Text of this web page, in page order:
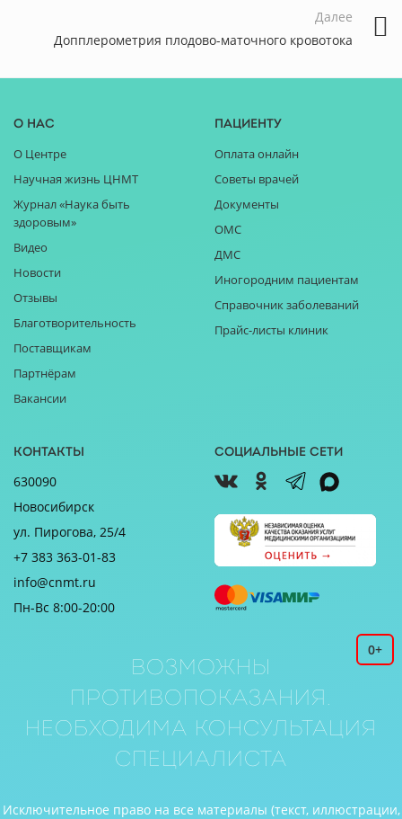
Далее
Допплерометрия плодово-маточного кровотока
О нас
О Центре
Научная жизнь ЦНМТ
Журнал «Наука быть
здоровым»
Видео
Новости
Отзывы
Благотворительность
Поставщикам
Партнёрам
Вакансии
Пациенту
Оплата онлайн
Советы врачей
Документы
ОМС
ДМС
Иногородним пациентам
Справочник заболеваний
Прайс-листы клиник
Контакты
630090
Новосибирск
ул. Пирогова, 25/4
+7 383 363-01-83
info@cnmt.ru
Пн-Вс 8:00-20:00
Социальные сети
0+
Возможны
противопоказания.
Необходима консультация
специалиста
Исключительное право на все материалы (текст, иллюстрации,